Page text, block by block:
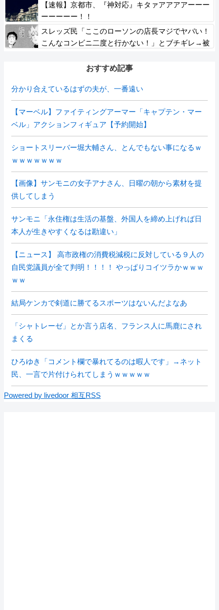
【速報】京都市、『神対応』キタァアアアアーーー
ーーーーー！！
スレッズ民「ここのローソンの店長マジでヤバい！
こんなコンビニ二度と行かない！」とブチギレ→被
殺到ｗｗｗｗｗｗｗおすすめ記事
分かり合えているはずの夫が、一番遠い
【マーベル】ファイティングアーマー「キャプテン・マー
ベル」アクションフィギュア【予約開始】
ショートスリーバー堀大輔さん、とんでもない事になるｗ
ｗｗｗｗｗｗｗ
【画像】サンモニの女子アナさん、日曜の朝から素材を提
供してしまう
サンモニ「永住権は生活の基盤、外国人を締め上げれば日
本人が生きやすくなるは勘違い」
【ニュース】 高市政権の消費税減税に反対している９人の
自民党議員が全て判明！！！！ やっぱりコイツラかｗｗｗ
ｗｗ
結局ケンカで剣道に勝てるスポーツはないんだよなあ
「シャトレーゼ」とか言う店名、フランス人に馬鹿にされ
まくる
ひろゆき「コメント欄で暴れてるのは暇人です」→ネット
民、一言で片付けられてしまうｗｗｗｗｗ
Powered by livedoor 相互RSS